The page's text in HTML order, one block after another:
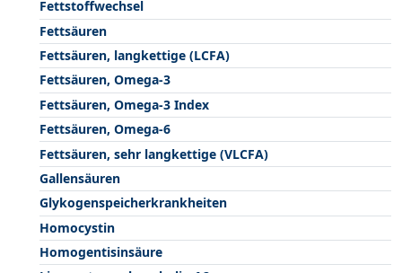
Fettstoffwechsel
Fettsäuren
Fettsäuren, langkettige (LCFA)
Fettsäuren, Omega-3
Fettsäuren, Omega-3 Index
Fettsäuren, Omega-6
Fettsäuren, sehr langkettige (VLCFA)
Gallensäuren
Glykogenspeicherkrankheiten
Homocystin
Homogentisinsäure